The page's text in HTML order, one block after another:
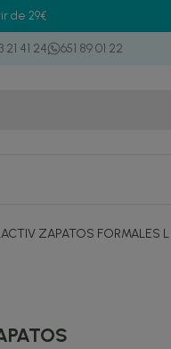
de 29€
21 41 24 651 89 01 22
ZAPATOS FORMALES L